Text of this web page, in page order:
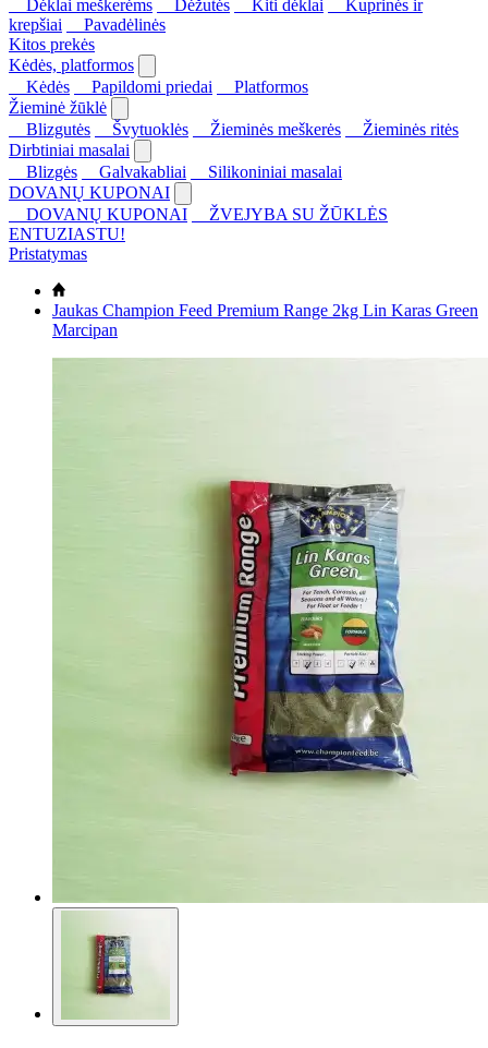
Dėklai meškerėms
Dėžutės Kiti dėklai
Kuprinės ir
krepšiai
Pavadėlinės
Kitos prekės
Kėdės, platformos
Kėdės
Papildomi priedai
Platformos
Žieminė žūklė
Blizgutės
Švytuoklės Žieminės meškerės
Žieminės ritės
Dirbtiniai masalai
Blizgės
Galvakabliai
Silikoniniai masalai
DOVANŲ KUPONAI
DOVANŲ KUPONAI
ŽVEJYBA SU ŽŪKLĖS
ENTUZIASTU!
Pristatymas
Jaukas Champion Feed Premium Range 2kg Lin Karas Green
Marcipan